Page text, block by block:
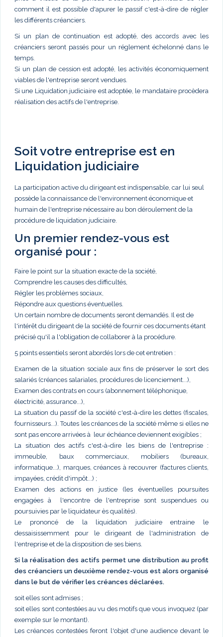
comment il est possible d'apurer le passif c'est-à-dire de régler
les différents créanciers.
Si un plan de continuation est adopté, des accords avec les
créanciers seront passés pour un réglement échelonné dans le
temps.
Si un plan de cession est adopté, les activités économiquement
viables de l'entreprise seront vendues.
Si une Liquidation judiciaire est adoptée, le mandataire procèdera
réalisation des actifs de l'entreprise.
Soit votre entreprise est en
Liquidation judiciaire
La participation active du dirigeant est indispensable, car lui seul
possède la connaissance de l'environnement économique et
humain de l'entreprise nécessaire au bon déroulement de la
procédure de liquidation judiciaire.
Un premier rendez-vous est
organisé pour :
Faire le point sur la situation exacte de la société,
Comprendre les causes des difficultés,
Régler les problèmes sociaux,
Répondre aux questions éventuelles.
Un certain nombre de documents seront demandés. Il est de
l'intérêt du dirigeant de la société de fournir ces documents étant
précisé qu'il a l'obligation de collaborer à la procédure.
5 points essentiels seront abordés lors de cet entretien :
Examen de la situation sociale aux fins de préserver le sort des
salariés (créances salariales, procédures de licenciement...),
Examen des contrats en cours (abonnement téléphonique,
électricité, assurance...),
La situation du passif de la société c'est-à-dire les dettes (fiscales,
fournisseurs...). Toutes les créances de la société même si elles ne
sont pas encore arrivées à leur échéance deviennent exigibles ;
La situation des actifs c'est-à-dire les biens de l'entreprise :
immeuble, baux commerciaux, mobiliers (bureaux,
informatique...), marques, créances à recouvrer (factures clients,
impayées, crédit d'impôt...) ;
Examen des actions en justice (les éventuelles poursuites
engagées à l'encontre de l'entreprise sont suspendues ou
poursuivies par le liquidateur ès qualités).
Le prononcé de la liquidation judiciaire entraine le
dessaisissemment pour le dirigeant de l'administration de
l'entreprise et de la disposition de ses biens.
Si la réalisation des actifs permet une distribution au profit
des créanciers un deuxième rendez-vous est alors organisé
dans le but de vérifier les créances déclarées.
soit elles sont admises ;
soit elles sont contestées au vu des motifs que vous invoquez (par
exemple sur le montant).
Les créances contestées feront l'objet d'une audience devant le